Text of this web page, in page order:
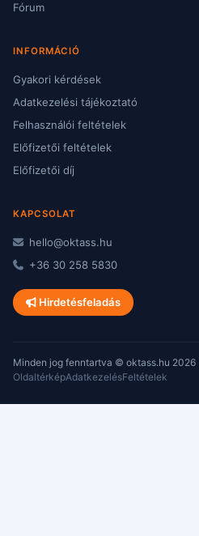
Fórum
INFORMÁCIÓ
Gyakori kérdések
Adatkezelési tájékoztató
Felhasználói feltételek
Előfizetői feltételek
Előfizetői díj
KAPCSOLAT
hello@oktass.hu
+36 30 258 5830
Hirdetésfeladás
Minden jog fenntartva © oktass.hu 2026
OldaltérképAdatkezelésFeltételek